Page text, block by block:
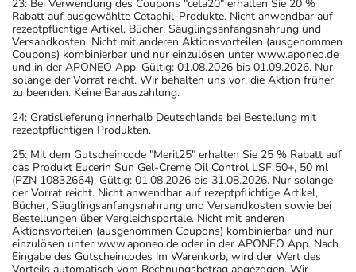
23: Bei Verwendung des Coupons "ceta20" erhalten Sie 20 %
Rabatt auf ausgewählte Cetaphil-Produkte. Nicht anwendbar auf
rezeptpflichtige Artikel, Bücher, Säuglingsanfangsnahrung und
Versandkosten. Nicht mit anderen Aktionsvorteilen (ausgenommen
Coupons) kombinierbar und nur einzulösen unter www.aponeo.de
und in der APONEO App. Gültig: 01.08.2026 bis 01.09.2026. Nur
solange der Vorrat reicht. Wir behalten uns vor, die Aktion früher
zu beenden. Keine Barauszahlung.
24: Gratislieferung innerhalb Deutschlands bei Bestellung mit
rezeptpflichtigen Produkten.
25: Mit dem Gutscheincode "Merit25" erhalten Sie 25 % Rabatt auf
das Produkt Eucerin Sun Gel-Creme Oil Control LSF 50+, 50 ml
(PZN 10832664). Gültig: 01.08.2026 bis 31.08.2026. Nur solange
der Vorrat reicht. Nicht anwendbar auf rezeptpflichtige Artikel,
Bücher, Säuglingsanfangsnahrung und Versandkosten sowie bei
Bestellungen über Vergleichsportale. Nicht mit anderen
Aktionsvorteilen (ausgenommen Coupons) kombinierbar und nur
einzulösen unter www.aponeo.de oder in der APONEO App. Nach
Eingabe des Gutscheincodes im Warenkorb, wird der Wert des